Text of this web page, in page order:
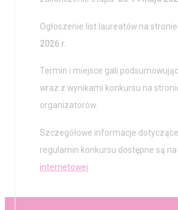
Ogłoszenie list laureatów na
2026 r.
Termin i miejsce gali
wraz z wynikami konkursu na
organizatorów.
Szczegółowe informacje
regulamin konkursu dostępne są na
internetowej